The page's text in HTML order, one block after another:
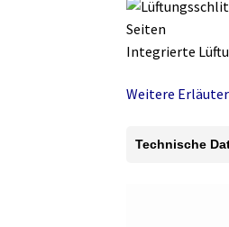
Integrierte
Weitere
Technische